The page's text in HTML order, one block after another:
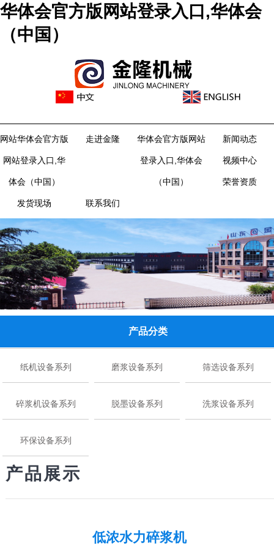
华体会官方版网站登录入口,华体会
（中国）
网站华体会官方版
网站登录入口,华
体会（中国）
走进金隆 华体会官方版网站
登录入口,华体会
（中国）
新闻动态
视频中心
荣誉资质
发货现场 联系我们
产品分类
纸机设备系列 磨浆设备系列 筛选设备系列
碎浆机设备系列 脱墨设备系列 洗浆设备系列
环保设备系列
产品展示
低浓水力碎浆机